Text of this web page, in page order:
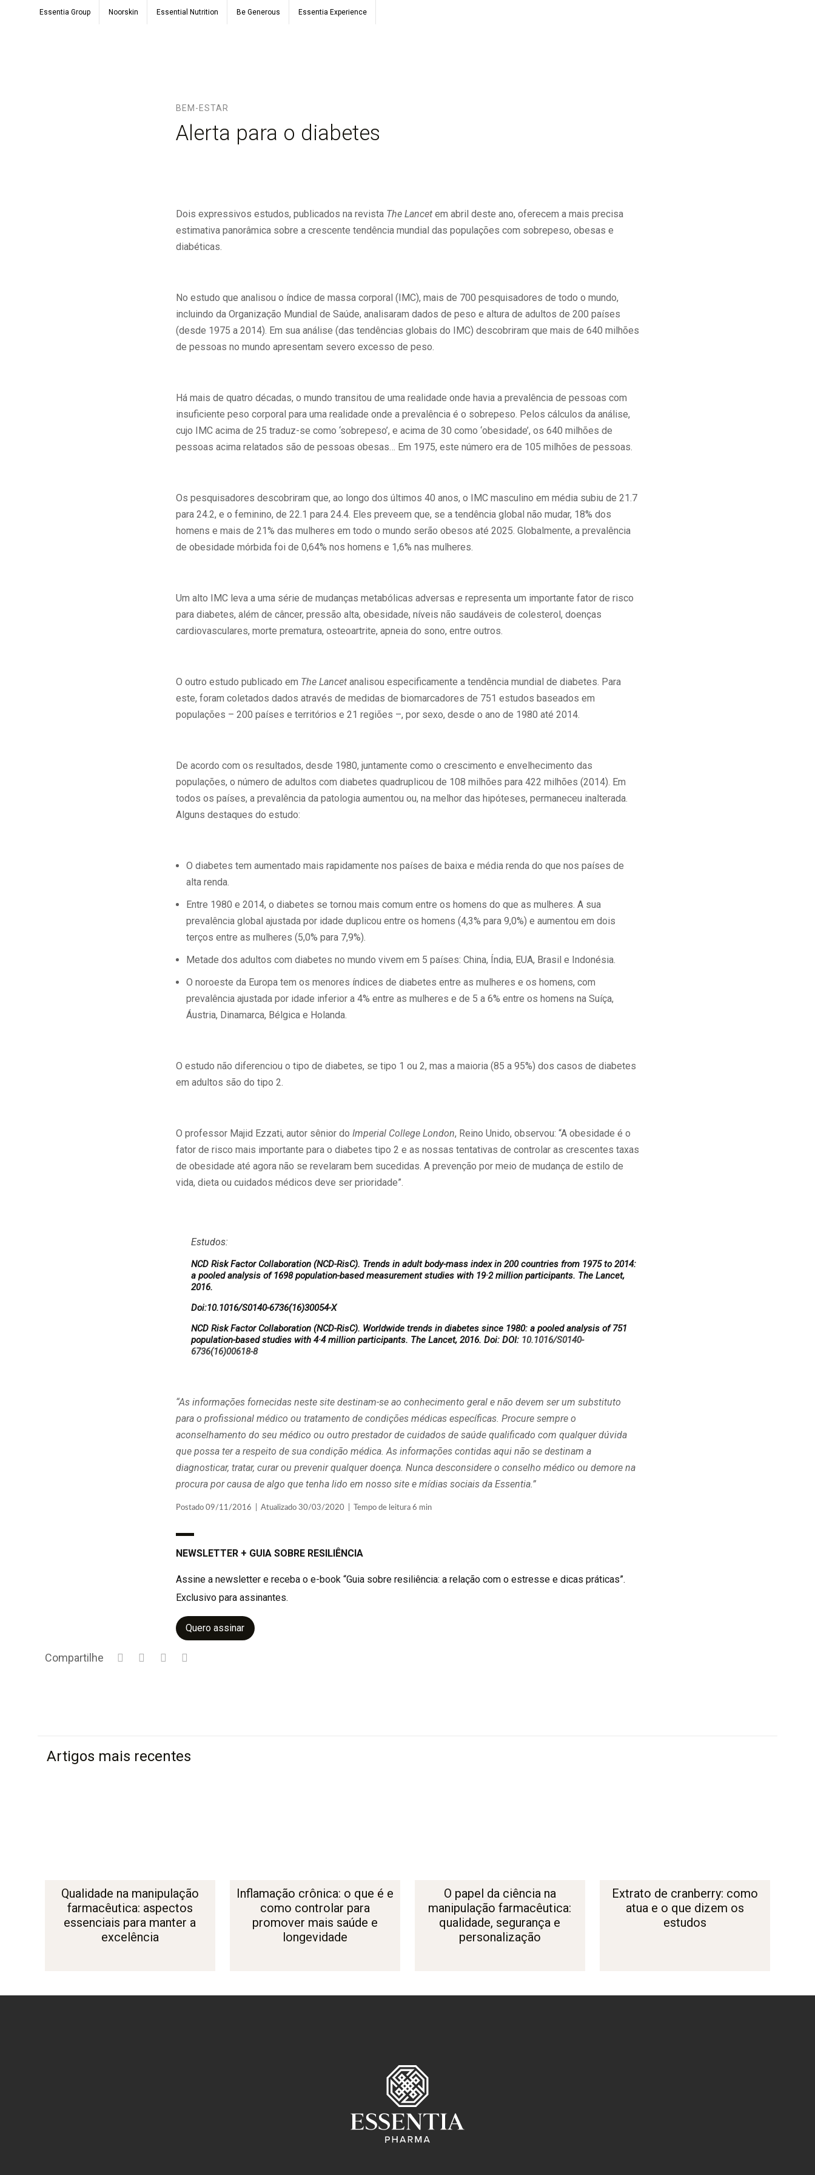
Essentia Group Noorskin Essential Nutrition Be Generous Essentia Experience
BEM-ESTAR
Alerta para o diabetes
Dois expressivos estudos, publicados na revista The Lancetem abril deste ano, oferecem a mais precisa
estimativa panorâmica sobre a crescente tendência mundial das populações com sobrepeso, obesas e
diabéticas.
No estudo que analisou o índice de massa corporal (IMC), mais de 700 pesquisadores de todo o mundo,
incluindo da Organização Mundial de Saúde, analisaram dados de peso e altura de adultos de 200 países
(desde 1975 a 2014). Em sua análise (das tendências globais do IMC) descobriram que mais de 640 milhões
de pessoas no mundo apresentam severo excesso de peso.
Há mais de quatro décadas, o mundo transitou de uma realidade onde havia a prevalência de pessoas com
insuficiente peso corporal para uma realidade onde a prevalência é o sobrepeso. Pelos cálculos da análise,
cujo IMC acima de 25 traduz-se como ‘sobrepeso’, e acima de 30 como ‘obesidade’, os 640 milhões de
pessoas acima relatados são de pessoas obesas… Em 1975, este número era de 105 milhões de pessoas.
Os pesquisadores descobriram que, ao longo dos últimos 40 anos, o IMC masculino em média subiu de 21.7
para 24.2, e o feminino, de 22.1 para 24.4. Eles preveem que, se a tendência global não mudar, 18% dos
homens e mais de 21% das mulheres em todo o mundo serão obesos até 2025. Globalmente, a prevalência
de obesidade mórbida foi de 0,64% nos homens e 1,6% nas mulheres.
Um alto IMC leva a uma série de mudanças metabólicas adversas e representa um importante fator de risco
para diabetes, além de câncer, pressão alta, obesidade, níveis não saudáveis de colesterol, doenças
cardiovasculares, morte prematura, osteoartrite, apneia do sono, entre outros.
O outro estudo publicado em The Lancetanalisou especificamente a tendência mundial de diabetes. Para
este, foram coletados dados através de medidas de biomarcadores de 751 estudos baseados em
populações – 200 países e territórios e 21 regiões –, por sexo, desde o ano de 1980 até 2014.
De acordo com os resultados, desde 1980, juntamente como o crescimento e envelhecimento das
populações, o número de adultos com diabetes quadruplicou de 108 milhões para 422 milhões (2014). Em
todos os países, a prevalência da patologia aumentou ou, na melhor das hipóteses, permaneceu inalterada.
Alguns destaques do estudo:
O diabetes tem aumentado mais rapidamente nos países de baixa e média renda do que nos países de
alta renda.
Entre 1980 e 2014, o diabetes se tornou mais comum entre os homens do que as mulheres. A sua
prevalência global ajustada por idade duplicou entre os homens (4,3% para 9,0%) e aumentou em dois
terços entre as mulheres (5,0% para 7,9%).
Metade dos adultos com diabetes no mundo vivem em 5 países: China, Índia, EUA, Brasil e Indonésia.
O noroeste da Europa tem os menores índices de diabetes entre as mulheres e os homens, com
prevalência ajustada por idade inferior a 4% entre as mulheres e de 5 a 6% entre os homens na Suíça,
Áustria, Dinamarca, Bélgica e Holanda.
O estudo não diferenciou o tipo de diabetes, se tipo 1 ou 2, mas a maioria (85 a 95%) dos casos de diabetes
em adultos são do tipo 2.
O professor Majid Ezzati, autor sênior do Imperial College London, Reino Unido, observou: “A obesidade é o
fator de risco mais importante para o diabetes tipo 2 e as nossas tentativas de controlar as crescentes taxas
de obesidade até agora não se revelaram bem sucedidas. A prevenção por meio de mudança de estilo de
vida, dieta ou cuidados médicos deve ser prioridade”.
Estudos:
NCD Risk Factor Collaboration (NCD-RisC). Trends in adult body-mass index in 200 countries from 1975 to 2014:
a pooled analysis of 1698 population-based measurement studies with 19·2 million participants. The Lancet,
2016.
Doi:10.1016/S0140-6736(16)30054-X
NCD Risk Factor Collaboration (NCD-RisC). Worldwide trends in diabetes since 1980: a pooled analysis of 751
population-based studies with 4·4 million participants. The Lancet, 2016. Doi: DOI: 10.1016/S0140-
6736(16)00618-8
“As informações fornecidas neste site destinam-se ao conhecimento geral e não devem ser um substituto
para o profissional médico ou tratamento de condições médicas específicas. Procure sempre o
aconselhamento do seu médico ou outro prestador de cuidados de saúde qualificado com qualquer dúvida
que possa ter a respeito de sua condição médica. As informações contidas aqui não se destinam a
diagnosticar, tratar, curar ou prevenir qualquer doença. Nunca desconsidere o conselho médico ou demore na
procura por causa de algo que tenha lido em nosso site e mídias sociais da Essentia.”
Postado 09/11/2016 | Atualizado 30/03/2020 | Tempo de leitura 6 min
NEWSLETTER + GUIA SOBRE RESILIÊNCIA
Assine a newsletter e receba o e-book “Guia sobre resiliência: a relação com o estresse e dicas práticas”.
Exclusivo para assinantes.
Quero assinar
Compartilhe
Artigos mais recentes
Qualidade na manipulação
farmacêutica: aspectos
essenciais para manter a
excelência
Inflamação crônica: o que é e
como controlar para
promover mais saúde e
longevidade
O papel da ciência na
manipulação farmacêutica:
qualidade, segurança e
personalização
Extrato de cranberry: como
atua e o que dizem os
estudos